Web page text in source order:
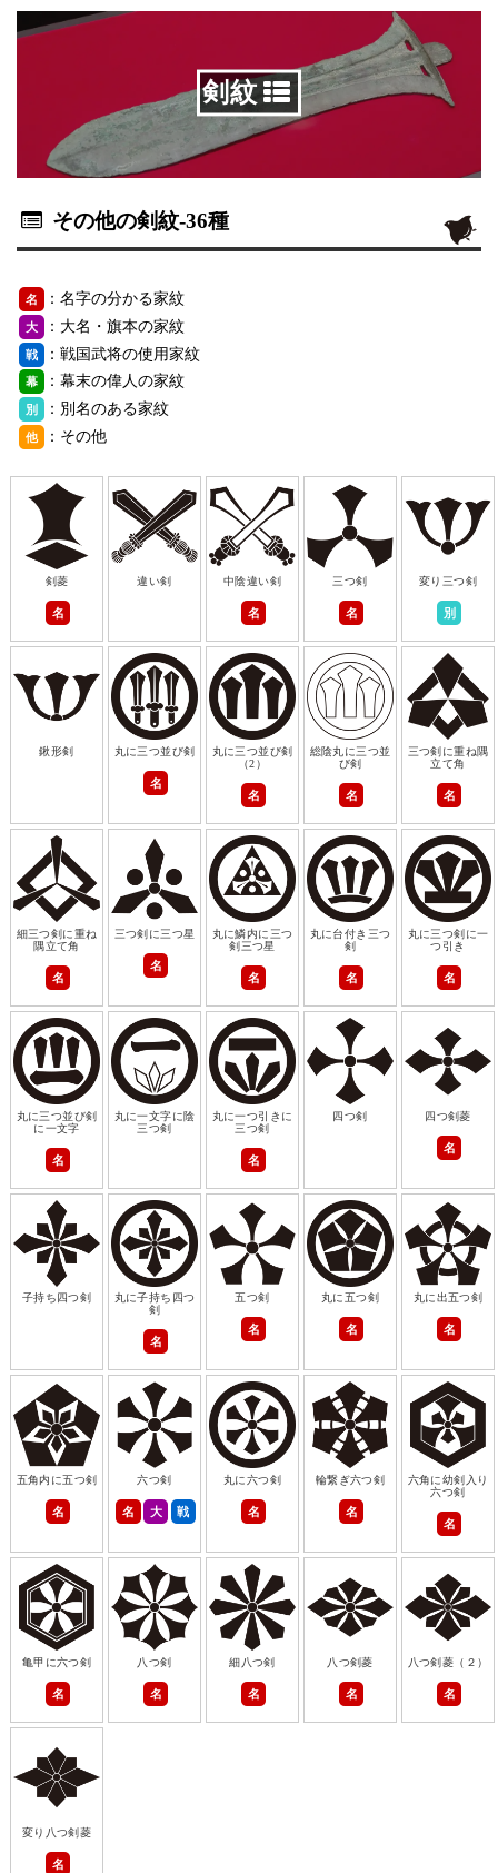
剣紋
その他の剣紋-36種
名 ：名字の分かる家紋
大 ：大名・旗本の家紋
戦 ：戦国武将の使用家紋
幕 ：幕末の偉人の家紋
別 ：別名のある家紋
他 ：その他
剣菱
名
違い剣 中陰違い剣
名
三つ剣
名
変り三つ剣
別
鍬形剣 丸に三つ並び剣
名
丸に三つ並び剣
（2）
名
総陰丸に三つ並
び剣
名
三つ剣に重ね隅
立て角
名
細三つ剣に重ね
隅立て角
名
三つ剣に三つ星
名
丸に鱗内に三つ
剣三つ星
名
丸に台付き三つ
剣
名
丸に三つ剣に一
つ引き
名
丸に三つ並び剣
に一文字
名
丸に一文字に陰
三つ剣
丸に一つ引きに
三つ剣
名
四つ剣 四つ剣菱
名
子持ち四つ剣
丸に子持ち四つ
剣
名
五つ剣
名
丸に五つ剣
名
丸に出五つ剣
名
五角内に五つ剣
名
六つ剣
名 大 戦
丸に六つ剣
名
輪繋ぎ六つ剣
名
六角に幼剣入り
六つ剣
名
亀甲に六つ剣
名
八つ剣
名
細八つ剣
名
八つ剣菱
名
八つ剣菱（２）
名
変り八つ剣菱
名